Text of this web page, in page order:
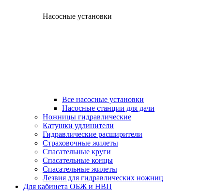
Насосные установки
Все насосные установки
Насосные станции для дачи
Ножницы гидравлические
Катушки удлинители
Гидравлические расширители
Страховочные жилеты
Спасательные круги
Спасательные концы
Спасательные жилеты
Лезвия для гидравлических ножниц
Для кабинета ОБЖ и НВП